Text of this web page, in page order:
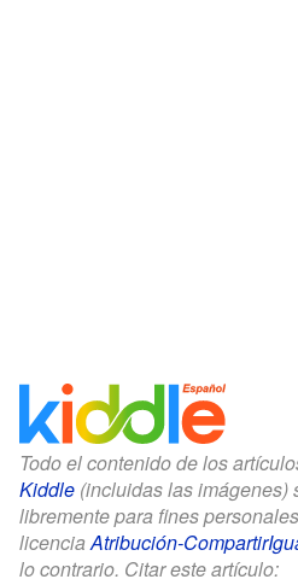
Todo el contenido de los
Kiddle (incluidas las imágenes)
libremente para fines
licenciaAtribución-
lo contrario. Citar este artículo: